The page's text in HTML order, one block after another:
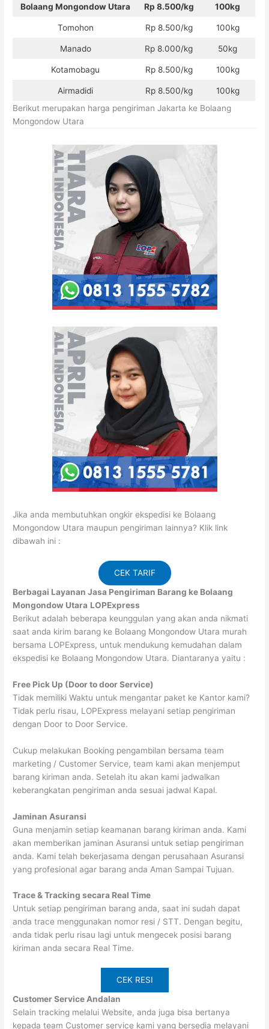
Bolaang Mongondow Utara Rp 8.500/kg 100kg
Tomohon Rp 8.500/kg 100kg
Manado Rp 8.000/kg 50kg
Kotamobagu Rp 8.500/kg 100kg
Airmadidi Rp 8.500/kg
100kg
Berikut merupakan harga pengiriman Jakarta ke Bolaang
Mongondow Utara
Jika anda membutuhkan ongkir ekspedisi ke Bolaang
Mongondow Utara maupun pengiriman lainnya? Klik link
dibawah ini :
CEK TARIF
Berbagai Layanan Jasa Pengiriman Barang ke Bolaang
Mongondow Utara LOPExpress
Berikut adalah beberapa keunggulan yang akan anda nikmati
saat anda kirim barang ke Bolaang Mongondow Utara murah
bersama LOPExpress, untuk mendukung kemudahan dalam
ekspedisi ke Bolaang Mongondow Utara. Diantaranya yaitu :
Free Pick Up (Door to door Service)
Tidak memiliki Waktu untuk mengantar paket ke Kantor kami?
Tidak perlu risau, LOPExpress melayani setiap pengiriman
dengan Door to Door Service.
Cukup melakukan Booking pengambilan bersama team
marketing / Customer Service, team kami akan menjemput
barang kiriman anda. Setelah itu akan kami jadwalkan
keberangkatan pengiriman anda sesuai jadwal Kapal.
Jaminan Asuransi
Guna menjamin setiap keamanan barang kiriman anda. Kami
akan memberikan jaminan Asuransi untuk setiap pengiriman
anda. Kami telah bekerjasama dengan perusahaan Asuransi
yang profesional agar barang anda Aman Sampai Tujuan.
Trace & Tracking secara Real Time
Untuk setiap pengiriman barang anda, saat ini sudah dapat
anda trace menggunakan nomor resi / STT. Dengan begitu,
anda tidak perlu risau lagi untuk mengecek posisi barang
kiriman anda secara Real Time.
CEK RESI
Customer Service Andalan
Selain tracking melalui Website, anda juga bisa bertanya
kepada team Customer service kami yang bersedia melayani